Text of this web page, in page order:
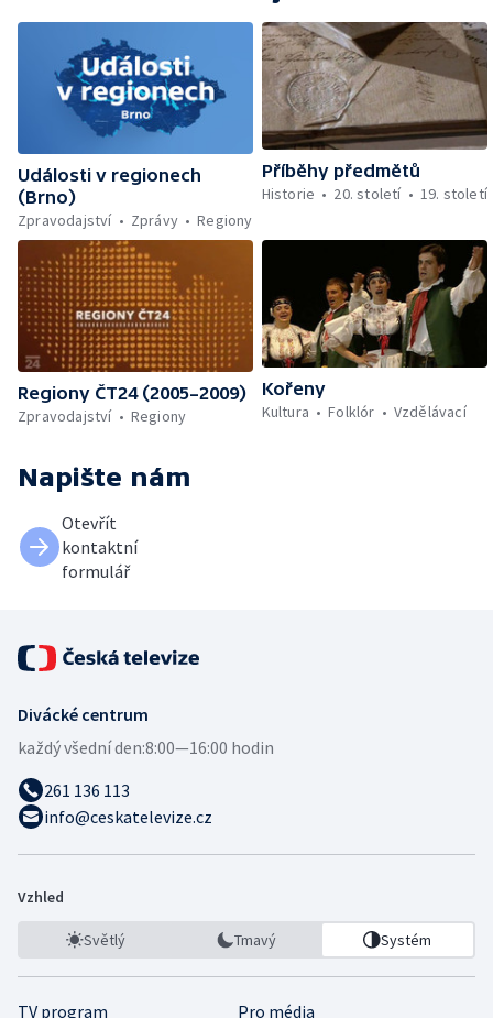
Události v regionech
(Brno)
Zpravodajství
Zprávy Regiony
Příběhy předmětů
Historie
20. století 19. století
Regiony ČT24 (2005–2009)
Zpravodajství
Regiony
Kořeny
Kultura
Folklór Vzdělávací
Napište nám
Otevřít
kontaktní
formulář
Divácké centrum
každý všední den:8:00—16:00 hodin
261 136 113
info@ceskatelevize.cz
Vzhled
Světlý Tmavý Systém
TV program Pro média